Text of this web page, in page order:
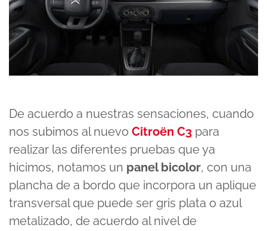
De acuerdo a nuestras sensaciones, cuando
nos subimos al nuevo Citroën C3 para
realizar las diferentes pruebas que ya
hicimos, notamos un panel bicolor, con una
plancha de a bordo que incorpora un aplique
transversal que puede ser gris plata o azul
metalizado, de acuerdo al nivel de